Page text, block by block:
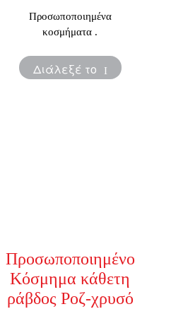
Προσωποποιημένα
κοσμήματα .
Διάλεξέ το
Προσωποποιημένο
Κόσμημα κάθετη
ράβδος Ροζ-χρυσό